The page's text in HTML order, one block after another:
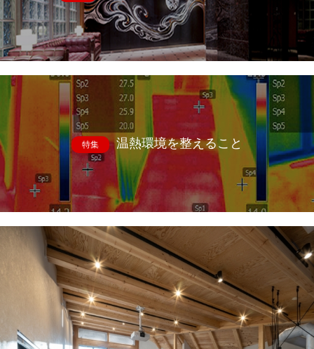
特集 温熱環境を整えること